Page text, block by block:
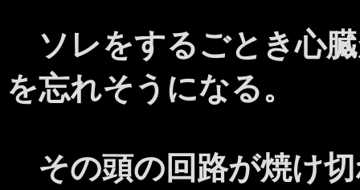
ソレをするごとき心
を忘れそうになる。
その頭の回路が焼け